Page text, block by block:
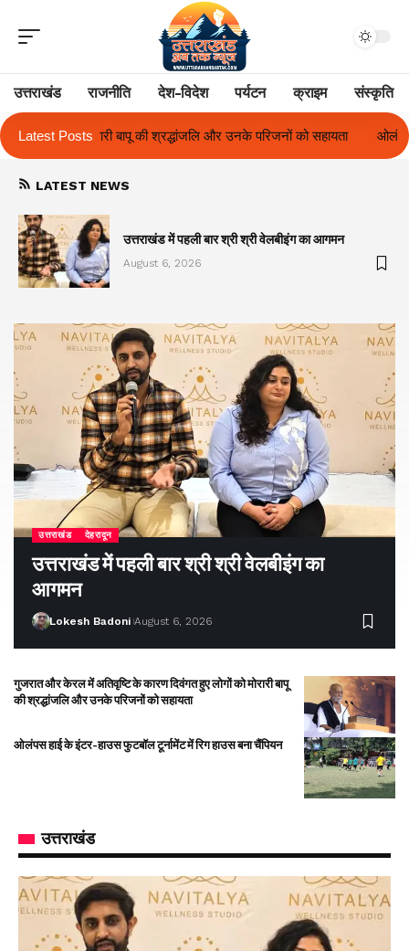
उत्तराखंड राजनीति देश-विदेश पर्यटन क्राइम संस्कृति
Latest Posts
और उनके परिजनों को सहायता ओलंपस हाई के इंटर-हाउस फुटबॉल टूर्नामेंट में
LATEST NEWS
उत्तराखंड में पहली बार श्री श्री वेलबीइंग का आगमन
August 6, 2026
उत्तराखंड देहरादून
उत्तराखंड में पहली बार श्री श्री वेलबीइंग का
आगमन
Lokesh Badoni August 6, 2026
गुजरात और केरल में अतिवृष्टि के कारण दिवंगत हुए लोगों को मोरारी बापू
की श्रद्धांजलि और उनके परिजनों को सहायता
ओलंपस हाई के इंटर-हाउस फुटबॉल टूर्नामेंट में रिग हाउस बना चैंपियन
उत्तराखंड